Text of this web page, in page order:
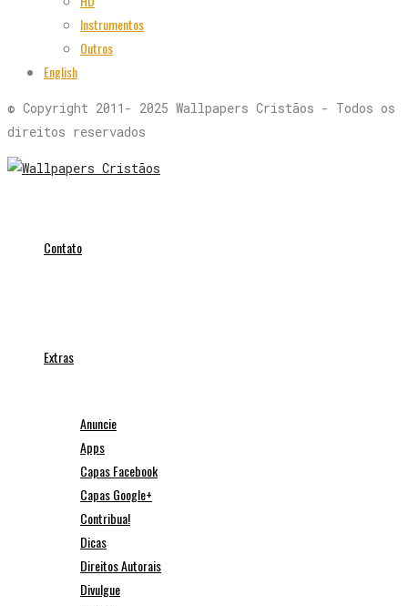
Instrumentos
Outros
English
© Copyright 2011- 2025 Wallpapers Cristãos - Todos os
direitos reservados
Contato
Extras
Anuncie
Apps
Capas Facebook
Capas Google+
Contribua!
Dicas
Direitos Autorais
Divulgue